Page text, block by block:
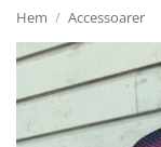
Hem / Accessoarer